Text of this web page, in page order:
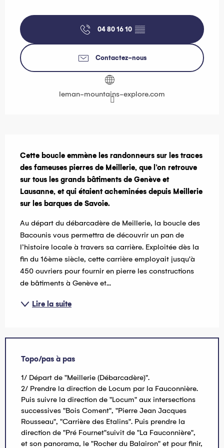
04 80 16 10 ▒▒
Contactez-nous
leman-mountains-explore.com
Cette boucle emmène les randonneurs sur les traces
des fameuses pierres de Meillerie, que l’on retrouve
sur tous les grands bâtiments de Genève et
Lausanne, et qui étaient acheminées depuis Meillerie
sur les barques de Savoie.
Au départ du débarcadère de Meillerie, la boucle des
Bacounis vous permettra de découvrir un pan de
l’histoire locale à travers sa carrière. Exploitée dès la
fin du 16ème siècle, cette carrière employait jusqu'à
450 ouvriers pour fournir en pierre les constructions
de bâtiments à Genève et...
Lire la suite
Topo/pas à pas
1/ Départ de "Meillerie (Débarcadère)".
2/ Prendre la direction de Locum par la Fauconnière.
Puis suivre la direction de "Locum" aux intersections
successives "Bois Coment", "Pierre Jean Jacques
Rousseau", "Carrière des Etalins". Puis prendre la
direction de "Pré Fournet"suivit de "La Fauconnière",
et son panorama, le "Rocher du Balairon" et pour finir,